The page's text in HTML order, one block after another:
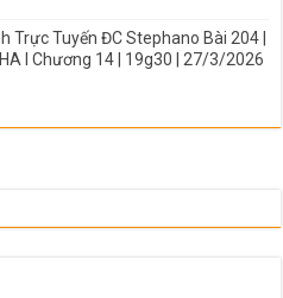
Trực Tuyến ĐC Stephano Bài 204 |
I Chương 14 | 19g30 | 27/3/2026